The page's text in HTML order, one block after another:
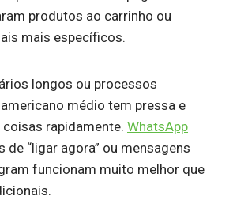
produtos ao carrinho ou
mais específicos.
longos ou processos
médio tem pressa e
rapidamente. WhatsApp
de “ligar agora” ou mensagens
funcionam muito melhor que